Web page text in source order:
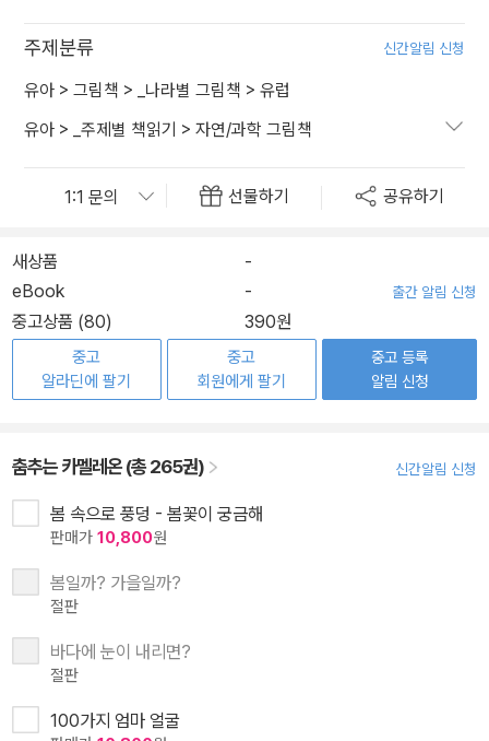
주제분류 신간알림 신청
유아 > 그림책 > _나라별 그림책 > 유럽
유아 > _주제별 책읽기 > 자연/과학 그림책
선물하기 공유하기
새상품
-
eBook
- 출간 알림 신청
중고상품 (80) 390원
중고
알라딘에 팔기
중고
회원에게 팔기
중고 등록
알림 신청
춤추는 카멜레온 (총 265권) 신간알림 신청
봄 속으로 풍덩 - 봄꽃이 궁금해
판매가 10,800원
봄일까? 가을일까?
절판
바다에 눈이 내리면?
절판
100가지 엄마 얼굴